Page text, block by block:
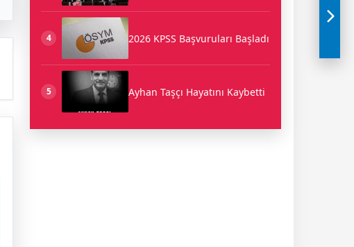
4 2026 KPSS Başvuruları Başladı
5 Ayhan Taşçı Hayatını Kaybetti